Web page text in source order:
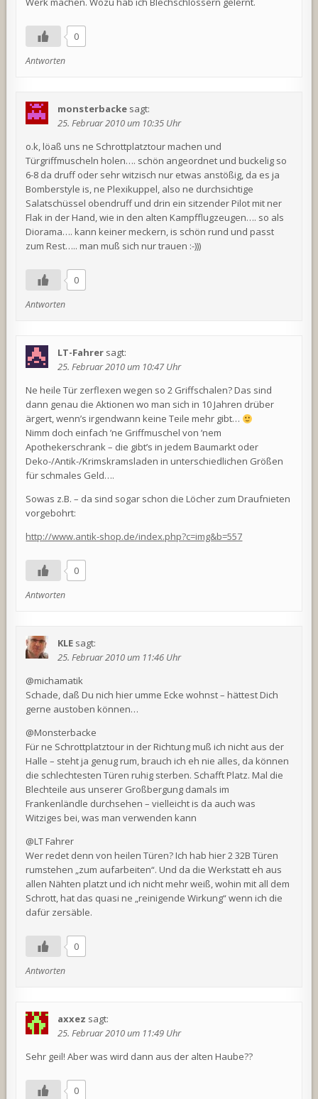
0
Antworten
monsterbacke sagt:
25. Februar 2010 um 10:35 Uhr
o.k, löaß uns ne Schrottplatztour machen und
Türgriffmuscheln holen…. schön angeordnet und buckelig so
6-8 da druff oder sehr witzisch nur etwas anstößig, da es ja
Bomberstyle is, ne Plexikuppel, also ne durchsichtige
Salatschüssel obendruff und drin ein sitzender Pilot mit ner
Flak in der Hand, wie in den alten Kampfflugzeugen…. so als
Diorama…. kann keiner meckern, is schön rund und passt
zum Rest….. man muß sich nur trauen :-)))
0
Antworten
LT-Fahrer sagt:
25. Februar 2010 um 10:47 Uhr
Ne heile Tür zerflexen wegen so 2 Griffschalen? Das sind
dann genau die Aktionen wo man sich in 10 Jahren drüber
ärgert, wenn’s irgendwann keine Teile mehr gibt…
Nimm doch einfach ’ne Griffmuschel von ’nem
Apothekerschrank – die gibt’s in jedem Baumarkt oder
Deko-/Antik-/Krimskramsladen in unterschiedlichen Größen
für schmales Geld….
Sowas z.B. – da sind sogar schon die Löcher zum Draufnieten
vorgebohrt:
http://www.antik-shop.de/index.php?c=img&b=557
0
Antworten
KLE sagt:
25. Februar 2010 um 11:46 Uhr
@michamatik
Schade, daß Du nich hier umme Ecke wohnst – hättest Dich
gerne austoben können…
@Monsterbacke
Für ne Schrottplatztour in der Richtung muß ich nicht aus der
Halle – steht ja genug rum, brauch ich eh nie alles, da können
die schlechtesten Türen ruhig sterben. Schafft Platz. Mal die
Blechteile aus unserer Großbergung damals im
Frankenländle durchsehen – vielleicht is da auch was
Witziges bei, was man verwenden kann
@LT Fahrer
Wer redet denn von heilen Türen? Ich hab hier 2 32B Türen
rumstehen „zum aufarbeiten“. Und da die Werkstatt eh aus
allen Nähten platzt und ich nicht mehr weiß, wohin mit all dem
Schrott, hat das quasi ne „reinigende Wirkung“ wenn ich die
dafür zersäble.
0
Antworten
axxez sagt:
25. Februar 2010 um 11:49 Uhr
Sehr geil! Aber was wird dann aus der alten Haube??
0